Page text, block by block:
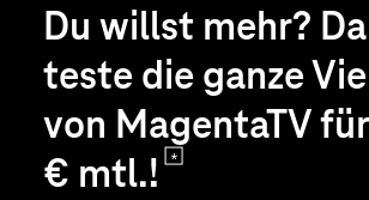
Du willst mehr?
teste die ganze
von MagentaTV
€ mtl.!